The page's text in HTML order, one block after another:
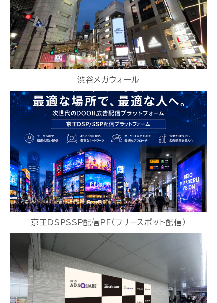
渋谷メガウォール
京王DSPSSP配信PF（フリースポット配信）